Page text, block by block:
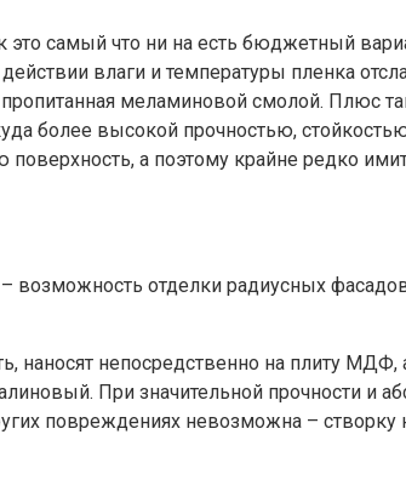
самый что ни на есть бюджетный
влаги и температуры пленка
меламиновой смолой. Плюс
более высокой прочностью,
а поэтому крайне редко
возможность отделки радиусных
наносят непосредственно на плиту
При значительной прочности и
повреждениях невозможна –